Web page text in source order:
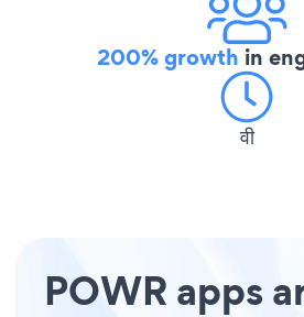
200% growth in
वी
POWR apps